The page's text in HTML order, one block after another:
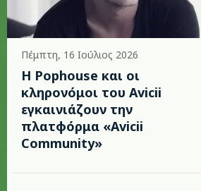
Πέμπτη, 16 Ιούλιος 2026
Η Pophouse και οι
κληρονόμοι του Avicii
εγκαινιάζουν την
πλατφόρμα «Avicii
Community»